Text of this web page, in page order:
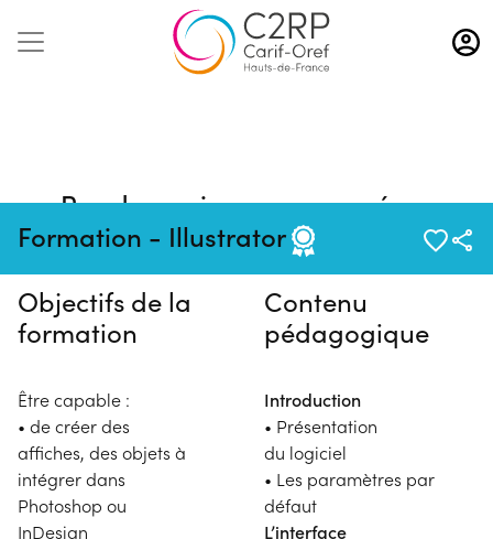
Aller
au
contenu
Formation - Illustrator
Pas de session programmée en
ce moment
Objectifs de la
formation
Être capable :
• de créer des
affiches, des objets à
intégrer dans
Photoshop ou
InDesign
Contenu
pédagogique
Introduction
• Présentation
du logiciel
• Les paramètres par
défaut
L’interface